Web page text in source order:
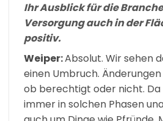
Ihr Ausblick für die
Versorgung auch in der
positiv.
Weiper:Absolut. Wir sehen
einen Umbruch.
ob berechtigt oder nicht. Da
immer in solchen Phasen